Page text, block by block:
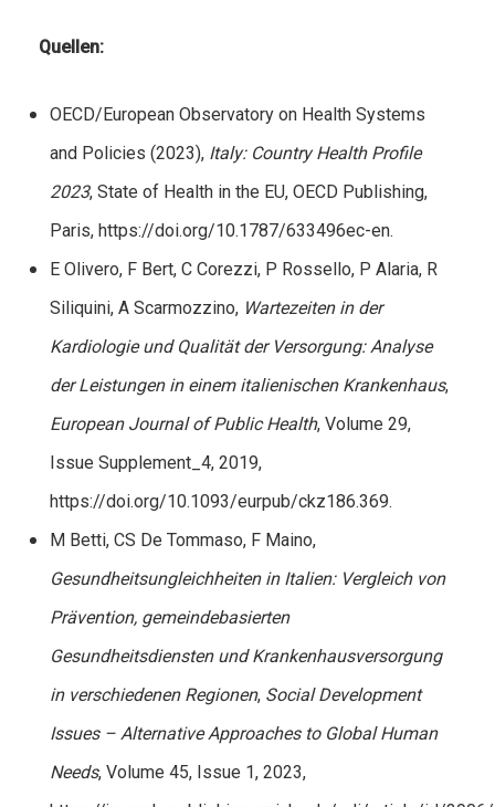
Quellen:
OECD/European Observatory on Health Systems
and Policies (2023), Italy: Country Health Profile
2023, State of Health in the EU, OECD Publishing,
Paris, https://doi.org/10.1787/633496ec-en.
E Olivero, F Bert, C Corezzi, P Rossello, P Alaria, R
Siliquini, A Scarmozzino, Wartezeiten in der
Kardiologie und Qualität der Versorgung: Analyse
der Leistungen in einem italienischen Krankenhaus,
European Journal of Public Health, Volume 29,
Issue Supplement_4, 2019,
https://doi.org/10.1093/eurpub/ckz186.369.
M Betti, CS De Tommaso, F Maino,
Gesundheitsungleichheiten in Italien: Vergleich von
Prävention, gemeindebasierten
Gesundheitsdiensten und Krankenhausversorgung
in verschiedenen Regionen, Social Development
Issues – Alternative Approaches to Global Human
Needs, Volume 45, Issue 1, 2023,